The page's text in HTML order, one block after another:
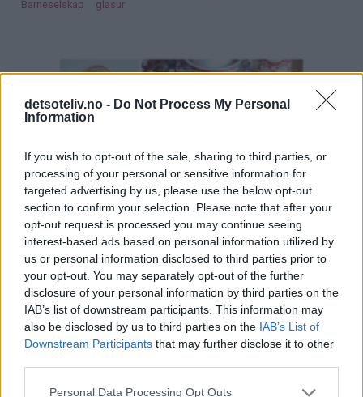
detsoteliv.no - Do Not Process My Personal
Information
If you wish to opt-out of the sale, sharing to third parties, or
processing of your personal or sensitive information for
targeted advertising by us, please use the below opt-out
section to confirm your selection. Please note that after your
opt-out request is processed you may continue seeing
interest-based ads based on personal information utilized by
us or personal information disclosed to third parties prior to
your opt-out. You may separately opt-out of the further
disclosure of your personal information by third parties on the
IAB’s list of downstream participants. This information may
also be disclosed by us to third parties on the IAB’s List of
Downstream Participants that may further disclose it to other
Personal Data Processing Opt Outs
Barneselskap
glasur